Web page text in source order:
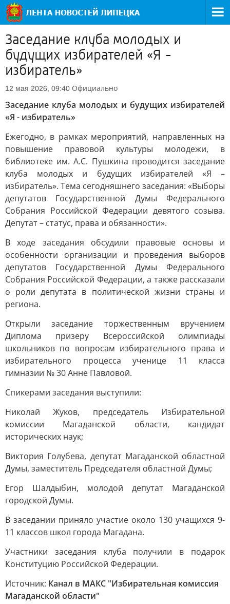
Заседание клуба молодых и
будущих избирателей «Я -
избиратель»
12 мая 2026, 09:40 Официально
Заседание клуба молодых и будущих избирателей
«Я - избиратель»
Ежегодно, в рамках мероприятий, направленных на
повышение правовой культуры молодежи, в
библиотеке им. А.С. Пушкина проводится заседание
клуба молодых и будущих избирателей «Я –
избиратель». Тема сегодняшнего заседания: «Выборы
депутатов Государственной Думы Федерального
Собрания Российской Федерации девятого созыва.
Депутат – статус, права и обязанности».
В ходе заседания обсудили правовые основы и
особенности организации и проведения выборов
депутатов Государственной Думы Федерального
Собрания Российской Федерации, а также рассказали
о роли депутата в политической жизни страны и
региона.
Открыли заседание торжественным вручением
Диплома призеру Всероссийской олимпиады
школьников по вопросам избирательного права и
избирательного процесса ученице 11 класса
гимназии № 30 Анне Павловой.
Спикерами заседания выступили:
Николай Жуков, председатель Избирательной
комиссии Магаданской области, кандидат
исторических наук;
Виктория Голубева, депутат Магаданской областной
Думы, заместитель Председателя областной Думы;
Егор Шалдыбин, молодой депутат Магаданской
городской Думы.
В заседании приняло участие около 130 учащихся 9-
11 классов школ города Магадана.
Участники заседания клуба получили в подарок
Конституцию Российской Федерации.
Источник: Канал в МАКС "Избирательная комиссия
Магаданской области"